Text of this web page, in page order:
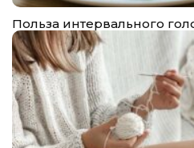
Польза интервального